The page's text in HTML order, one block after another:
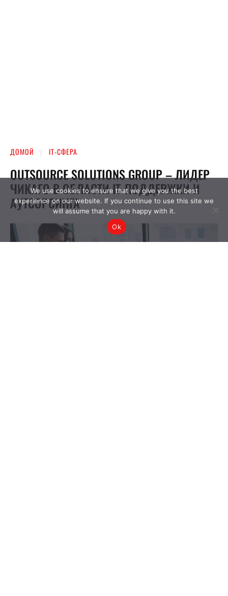
We use cookies to ensure that we give you the best
experience on our website. If you continue to use this site we
will assume that you are happy with it.
Ok